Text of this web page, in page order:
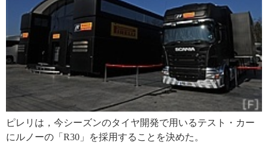
ピレリは，今シーズンのタイヤ開発で用いるテスト・カー
にルノーの「R30」を採用することを決めた。